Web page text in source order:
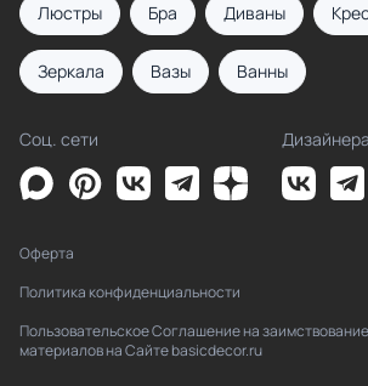
Люстры Бра Диваны
Зеркала Вазы Ванны
Соц. сети
Оферта
Политика конфиденциальности
Пользовательское Соглашение на
материалов на Сайте basicdecor.ru